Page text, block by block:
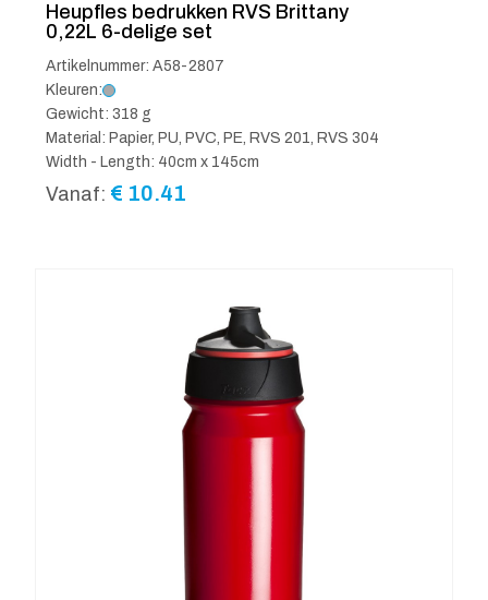
Heupfles bedrukken RVS Brittany
0,22L 6-delige set
Artikelnummer: A58-2807
Kleuren:
Gewicht: 318 g
Material: Papier, PU, PVC, PE, RVS 201, RVS 304
Width - Length: 40cm x 145cm
Vanaf: € 10.41